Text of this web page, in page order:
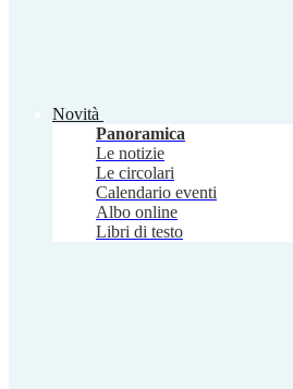
Novità
Panoramica
Le notizie
Le circolari
Calendario eventi
Albo online
Libri di testo